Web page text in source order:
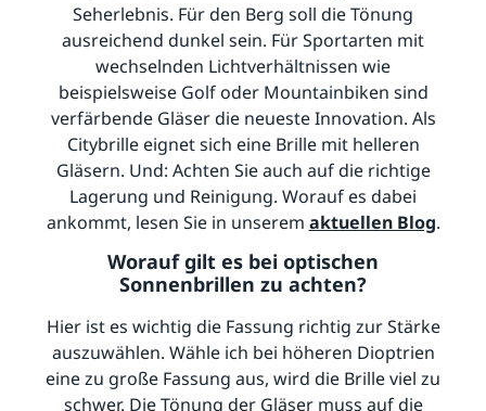
Seherlebnis. Für den Berg soll die Tönung
ausreichend dunkel sein. Für Sportarten mit
wechselnden Lichtverhältnissen wie
beispielsweise Golf oder Mountainbiken sind
verfärbende Gläser die neueste Innovation. Als
Citybrille eignet sich eine Brille mit helleren
Gläsern. Und: Achten Sie auch auf die richtige
Lagerung und Reinigung. Worauf es dabei
ankommt, lesen Sie in unserem aktuellen Blog.
Worauf gilt es bei optischen
Sonnenbrillen zu achten?
Hier ist es wichtig die Fassung richtig zur Stärke
auszuwählen. Wähle ich bei höheren Dioptrien
eine zu große Fassung aus, wird die Brille viel zu
schwer. Die Tönung der Gläser muss auf die